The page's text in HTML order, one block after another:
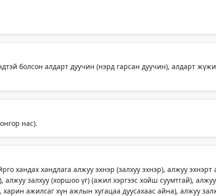
болсон алдарт дуучин (нэрд гарсан дуучин), алдарт
нас).
хандах хандлага алжуу эхнэр (залхуу эхнэр), алжуу
залхуу (хоршоо үг) (ажил хэргээс хойш суумтгай),
харин ажилсаг хүн ажлын хугацаа дуусахаас айна), алжуу